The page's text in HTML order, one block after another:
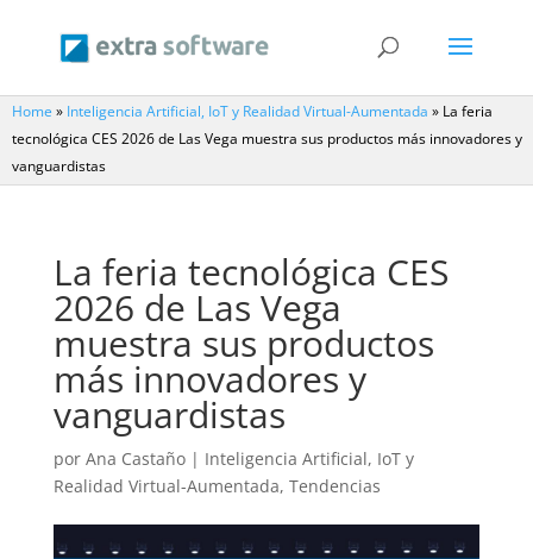
Home » Inteligencia Artificial, IoT y Realidad Virtual-Aumentada » La feria
tecnológica CES 2026 de Las Vega muestra sus productos más innovadores y
vanguardistas
La feria tecnológica CES
2026 de Las Vega
muestra sus productos
más innovadores y
vanguardistas
por Ana Castaño| Inteligencia Artificial, IoT y
Realidad Virtual-Aumentada, Tendencias